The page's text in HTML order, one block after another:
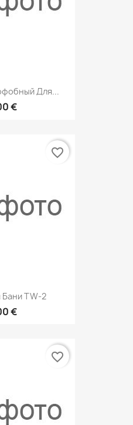
Для...
€
TW-2
€
favorite_border
favorite_border